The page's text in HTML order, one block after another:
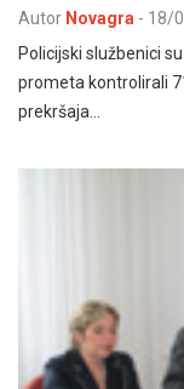
Autor Novagra - 18/
Policijski službenici
prometa kontrolirali
prekršaja…